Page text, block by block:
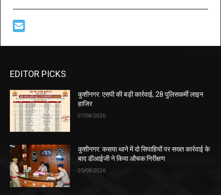
EDITOR PICKS
कुशीनगर: एसपी की बड़ी कार्रवाई, 28 पुलिसकर्मी लाइन
हाजिर
07/08/2026
कुशीनगर: कसया थाने में दो सिपाहियों पर सख्त कार्रवाई के
बाद डीआईजी ने किया औचक निरीक्षण
05/08/2026